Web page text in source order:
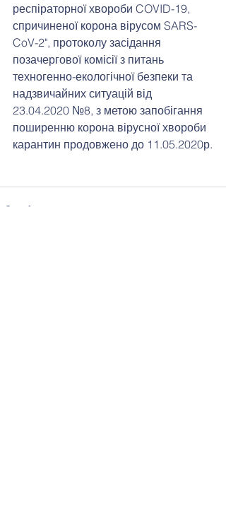
респіраторної хвороби COVID-19,
спричиненої корона вірусом SARS-
CoV-2", протоколу засідання
позачергової комісії з питань
техногенно-екологічної безпеки та
надзвичайних ситуацій від
23.04.2020 №8, з метою запобігання
поширенню корона вірусної хвороби
карантин продовжено до 11.05.2020р.